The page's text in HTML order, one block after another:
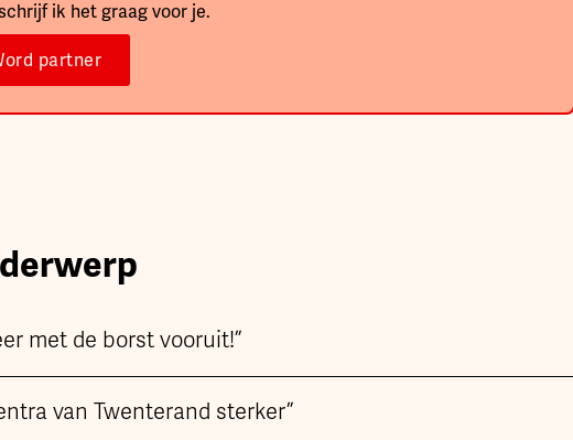
ik het graag voor je.
partner
met de borst vooruit!”
van Twenterand sterker”